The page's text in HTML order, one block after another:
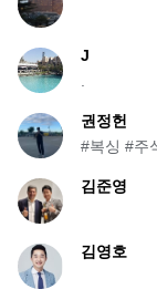
J
권정헌
#복싱 #주
김준영
김영호